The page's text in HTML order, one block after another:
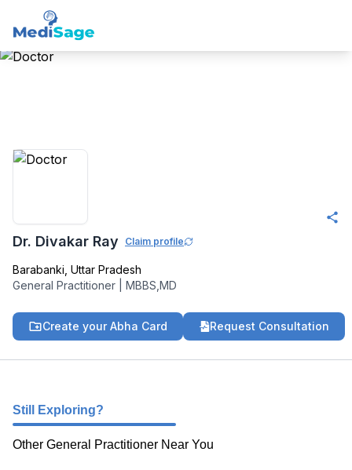
Dr. Divakar Ray Claim profile
Barabanki Uttar Pradesh
General Practitioner
MBBS,MD
Create your Abha Card Request Consultation
Still Exploring?
Other General Practitioner Near You